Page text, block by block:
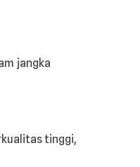
jangka
tinggi,